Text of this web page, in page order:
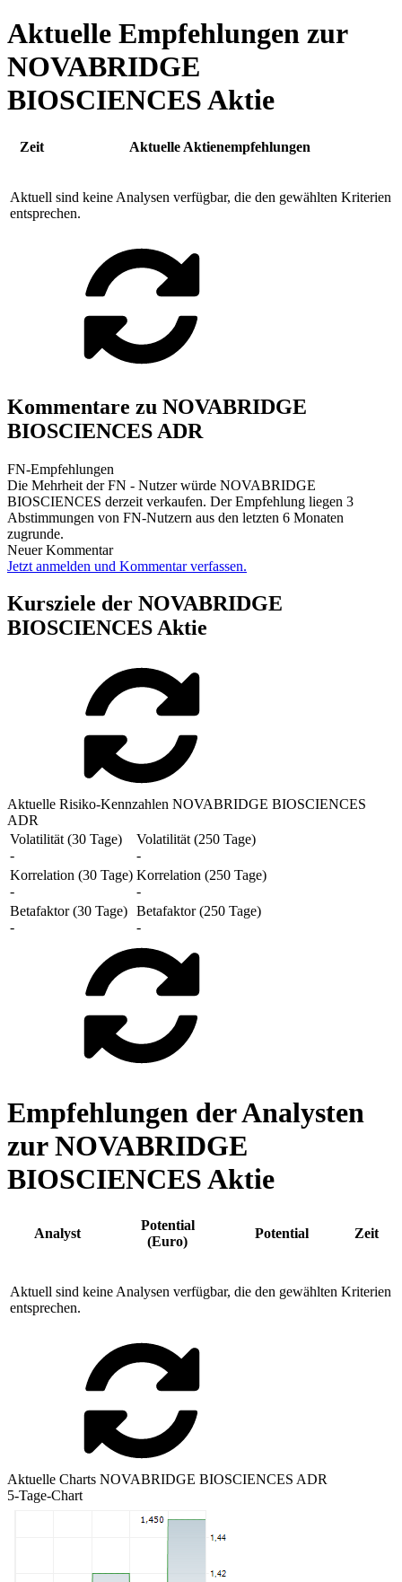
Aktuelle Empfehlungen zur
NOVABRIDGE
BIOSCIENCES Aktie
Zeit Aktuelle Aktienempfehlungen
Aktuell sind keine Analysen verfügbar, die den gewählten Kriterien
entsprechen.
Kommentare zu NOVABRIDGE
BIOSCIENCES ADR
FN-Empfehlungen
Die Mehrheit der FN - Nutzer würde NOVABRIDGE
BIOSCIENCES derzeit verkaufen. Der Empfehlung liegen 3
Abstimmungen von FN-Nutzern aus den letzten 6 Monaten
zugrunde.
Neuer Kommentar
Jetzt anmelden und Kommentar verfassen.
Kursziele der NOVABRIDGE
BIOSCIENCES Aktie
Aktuelle Risiko-Kennzahlen NOVABRIDGE BIOSCIENCES
ADR
Volatilität (30 Tage)
-
Volatilität (250 Tage)
-
Korrelation (30 Tage)
-
Korrelation (250 Tage)
-
Betafaktor (30 Tage)
-
Betafaktor (250 Tage)
-
Empfehlungen der Analysten
zur NOVABRIDGE
BIOSCIENCES Aktie
Analyst
Potential
(Euro)
Potential Zeit
Aktuell sind keine Analysen verfügbar, die den gewählten Kriterien
entsprechen.
Aktuelle Charts NOVABRIDGE BIOSCIENCES ADR
5-Tage-Chart